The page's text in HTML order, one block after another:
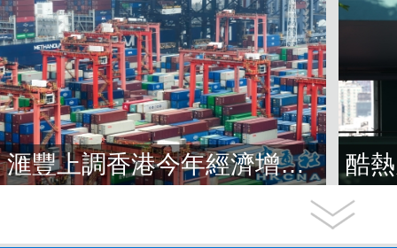
滙豐上調香港今年經濟增長預測至4.5%